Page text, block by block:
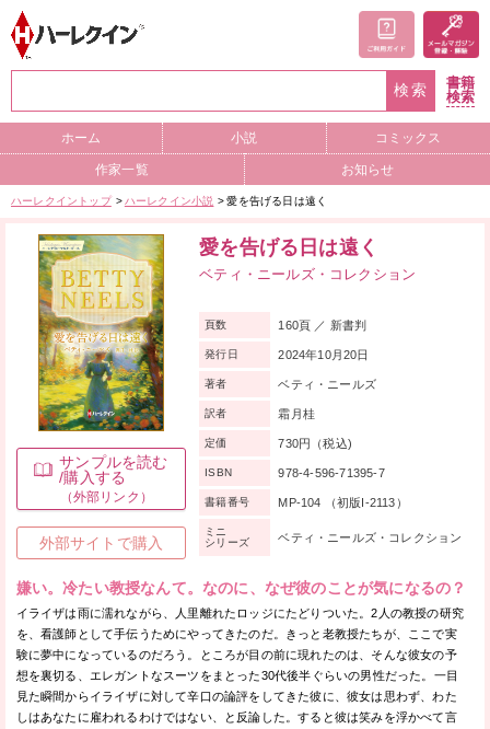
検索
書籍
検索
ホーム 小説 コミックス
作家一覧 お知らせ
ハーレクイントップ ハーレクイン小説 愛を告げる日は遠く
サンプルを読む
/購入する
（外部リンク）
外部サイトで購入
愛を告げる日は遠く
ベティ・ニールズ・コレクション
嫌い。冷たい教授なんて。なのに、なぜ彼のことが気になるの？
イライザは雨に濡れながら、人里離れたロッジにたどりついた。2人の教授の研究
を、看護師として手伝うためにやってきたのだ。きっと老教授たちが、ここで実
験に夢中になっているのだろう。ところが目の前に現れたのは、そんな彼女の予
想を裏切る、エレガントなスーツをまとった30代後半ぐらいの男性だった。一目
見た瞬間からイライザに対して辛口の論評をしてきた彼に、彼女は思わず、わた
しはあなたに雇われるわけではない、と反論した。すると彼は笑みを浮かべて言
頁数 160頁 ／ 新書判
発行日 2024年10月20日
著者 ベティ・ニールズ
訳者 霜月桂
定価 730円（税込)
ISBN 978-4-596-71395-7
書籍番号 MP-104 （初版I-2113）
ミニ
シリーズ
ベティ・ニールズ・コレクション